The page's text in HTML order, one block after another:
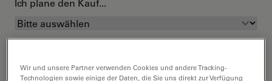
Ich plane den Kauf...
Wir und unsere Partner verwenden Cookies und andere Tracking-
Technologien sowie einige der Daten, die Sie uns direkt zur Verfügung